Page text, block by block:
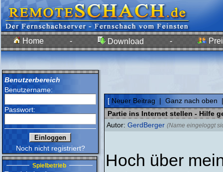
Home - Download -
Benutzerbereich
Benutzername:
Passwort:
Noch nicht registriert?
Spielbetrieb
[ Neuer Beitrag | Ganz nach oben
Partie ins Internet stellen - Hilfe
Autor: GerdBerger (Name eingeloggt
Hoch über